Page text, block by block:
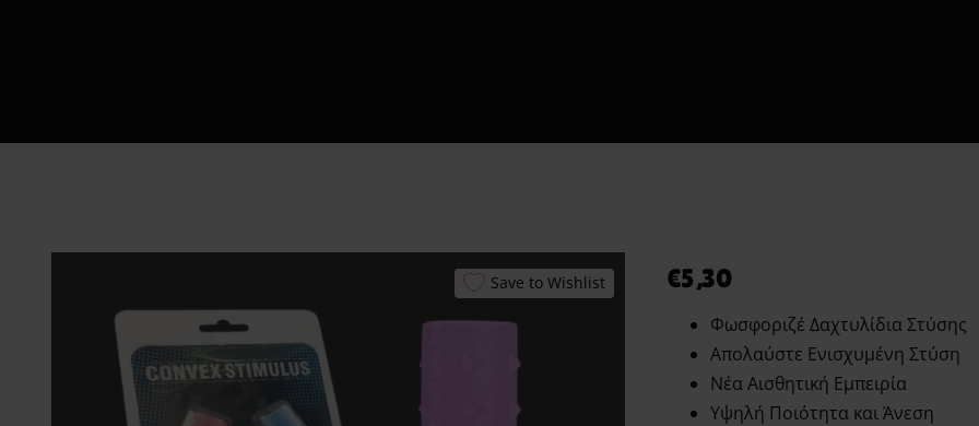
Save to Wishlist €5,30
Φωσφοριζέ Δαχτυλίδια Στύσης
Απολαύστε Ενισχυμένη Στύση
Νέα Αισθητική Εμπειρία
Υψηλή Ποιότητα και Άνεση